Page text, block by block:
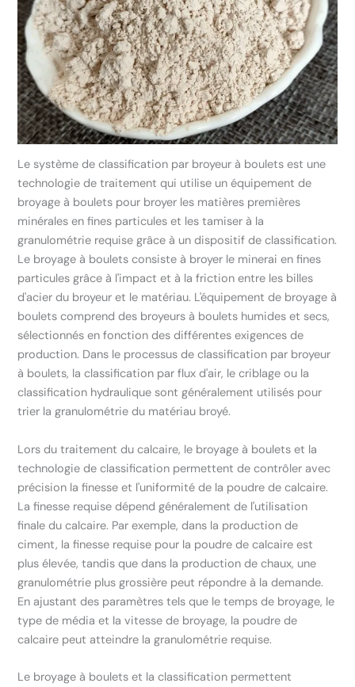
Le système de classification par broyeur à boulets est une
technologie de traitement qui utilise un équipement de
broyage à boulets pour broyer les matières premières
minérales en fines particules et les tamiser à la
granulométrie requise grâce à un dispositif de classification.
Le broyage à boulets consiste à broyer le minerai en fines
particules grâce à l'impact et à la friction entre les billes
d'acier du broyeur et le matériau. L'équipement de broyage à
boulets comprend des broyeurs à boulets humides et secs,
sélectionnés en fonction des différentes exigences de
production. Dans le processus de classification par broyeur
à boulets, la classification par flux d'air, le criblage ou la
classification hydraulique sont généralement utilisés pour
trier la granulométrie du matériau broyé.
Lors du traitement du calcaire, le broyage à boulets et la
technologie de classification permettent de contrôler avec
précision la finesse et l'uniformité de la poudre de calcaire.
La finesse requise dépend généralement de l'utilisation
finale du calcaire. Par exemple, dans la production de
ciment, la finesse requise pour la poudre de calcaire est
plus élevée, tandis que dans la production de chaux, une
granulométrie plus grossière peut répondre à la demande.
En ajustant des paramètres tels que le temps de broyage, le
type de média et la vitesse de broyage, la poudre de
calcaire peut atteindre la granulométrie requise.
Le broyage à boulets et la classification permettent